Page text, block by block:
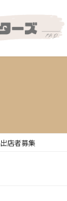
出店者募集